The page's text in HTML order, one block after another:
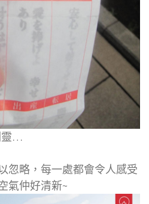
靈…
忽略，每一處都會令人感受
氣仲好清新~